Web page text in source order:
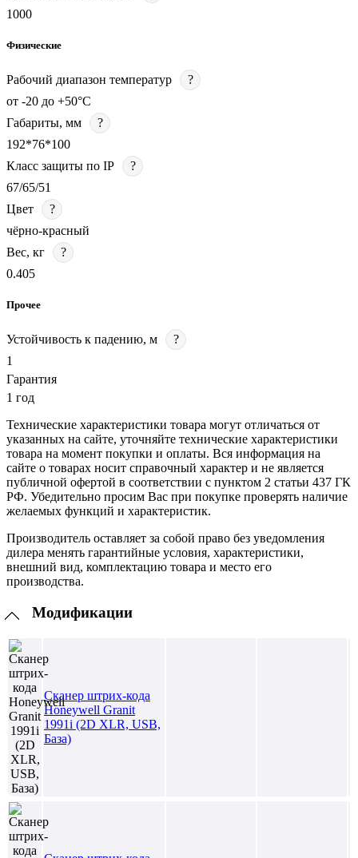
1000
Физические
Рабочий диапазон температур
?
от -20 до +50°С
Габариты, мм
?
192*76*100
Класс защиты по IP
?
67/65/51
Цвет
?
чёрно-красный
Вес, кг
?
0.405
Прочее
Устойчивость к падению, м
?
1
Гарантия
1 год
Технические характеристики товара могут отличаться от
указанных на сайте, уточняйте технические характеристики
товара на момент покупки и оплаты. Вся информация на
сайте о товарах носит справочный характер и не является
публичной офертой в соответствии с пунктом 2 статьи 437 ГК
РФ. Убедительно просим Вас при покупке проверять наличие
желаемых функций и характеристик.
Производитель оставляет за собой право без уведомления
дилера менять гарантийные условия, характеристики,
внешний вид, комплектацию товара и место его
производства.
Модификации
Сканер штрих-кода
Honeywell Granit
1991i (2D XLR, USB,
База)